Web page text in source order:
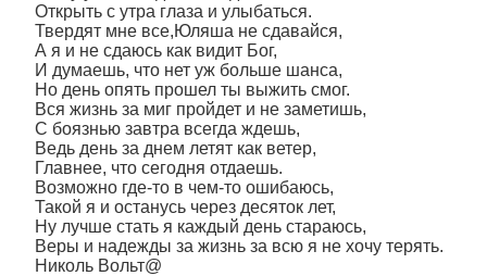
Открыть с утра глаза и улыбаться.
Твердят мне все,Юляша не сдавайся,
А я и не сдаюсь как видит Бог,
И думаешь, что нет уж больше шанса,
Но день опять прошел ты выжить смог.
Вся жизнь за миг пройдет и не заметишь,
С боязнью завтра всегда ждешь,
Ведь день за днем летят как ветер,
Главнее, что сегодня отдаешь.
Возможно где-то в чем-то ошибаюсь,
Такой я и останусь через десяток лет,
Ну лучше стать я каждый день стараюсь,
Веры и надежды за жизнь за всю я не хочу терять.
Николь Вольт@